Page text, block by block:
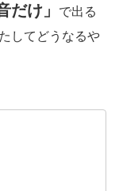
だけ」
で出る
してどうなるや